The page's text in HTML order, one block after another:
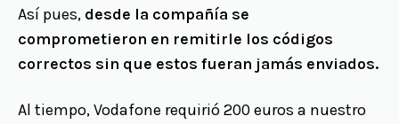
Así pues, desde la compañía se
comprometieron en remitirle los códigos
correctos sin que estos fueran jamás enviados.
Al tiempo, Vodafone requirió 200 euros a nuestro